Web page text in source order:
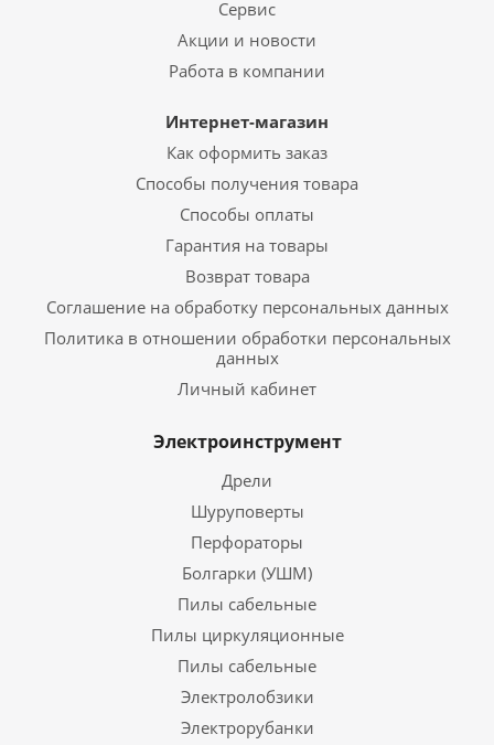
Сервис
Акции и новости
Работа в компании
Интернет-магазин
Как оформить заказ
Способы получения товара
Способы оплаты
Гарантия на товары
Возврат товара
Соглашение на обработку персональных данных
Политика в отношении обработки персональных
данных
Личный кабинет
Электроинструмент
Дрели
Шуруповерты
Перфораторы
Болгарки (УШМ)
Пилы сабельные
Пилы циркуляционные
Пилы сабельные
Электролобзики
Электрорубанки